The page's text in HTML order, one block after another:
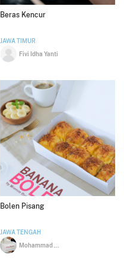
Beras Kencur
JAWA TIMUR
Fivi Idha Yanti
Bolen Pisang
JAWA TENGAH